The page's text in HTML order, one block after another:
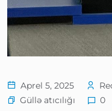
Aprel 5, 2025
Güllə atıcılığı
0